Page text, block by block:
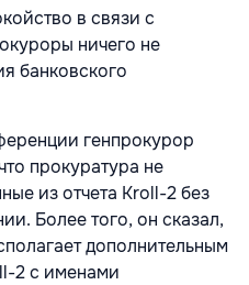
в связи с
ничего не
банковского
генпрокурор
прокуратура не
из отчета Kroll-2 без
Более того, он сказал,
дополнительным
2 с именами